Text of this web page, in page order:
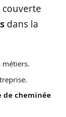
dans la
métiers.
de cheminée